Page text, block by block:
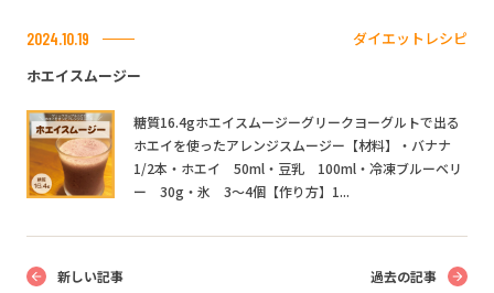
2024.10.19
ダイエットレシピ
ホエイスムージー
糖質16.4gホエイスムージーグリークヨーグルトで出る
ホエイを使ったアレンジスムージー【材料】・バナナ
1/2本・ホエイ 50ml・豆乳 100ml・冷凍ブルーベリ
ー 30g・氷 3～4個【作り方】1...
新しい記事 過去の記事